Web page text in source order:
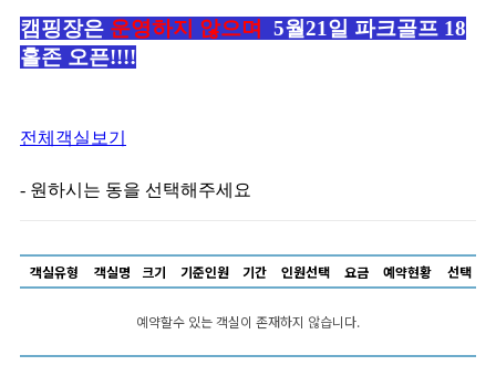
캠핑장은 운영하지 않으며
5월21일 파크골프 18
홀존 오픈!!!!
전체객실보기
- 원하시는 동을 선택해주세요
객실유형 객실명 크기 기준인원 기간 인원선택 요금 예약현황 선택
예약할수 있는 객실이 존재하지 않습니다.